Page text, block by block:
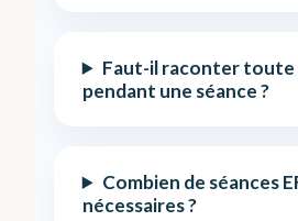
Faut-il raconter toute
pendant une séance ?
Combien de séances
nécessaires ?